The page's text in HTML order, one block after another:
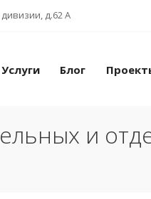
д.62 А
Услуги Блог
и